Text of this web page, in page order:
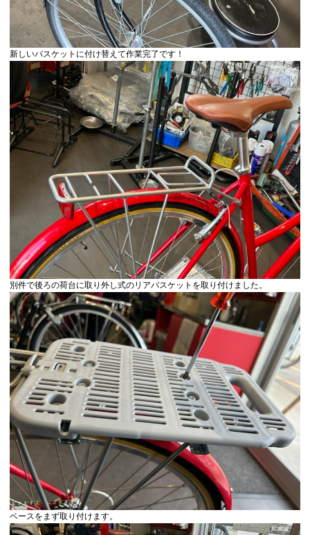
新しいバスケットに付け替えて作業完了です！
別件で後ろの荷台に取り外し式のリアバスケットを取り付けました。
ベースをまず取り付けます。